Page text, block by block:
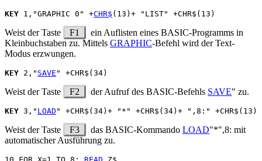
KEY 1,"GRAPHIC 0" +CHR$
Weist der Taste F1
ein Auflisten eines BASIC-Programms in
Kleinbuchstaben zu. Mittels GRAPHIC-Befehl wird der Text-
Modus erzwungen.
KEY 2," SAVE
Weist der Taste F2 der Aufruf des BASIC-Befehls SAVE" zu.
KEY 3," LOAD
Weist der Taste F3 das BASIC-KommandoLOAD"*",8: mit
automatischer Ausführung zu.